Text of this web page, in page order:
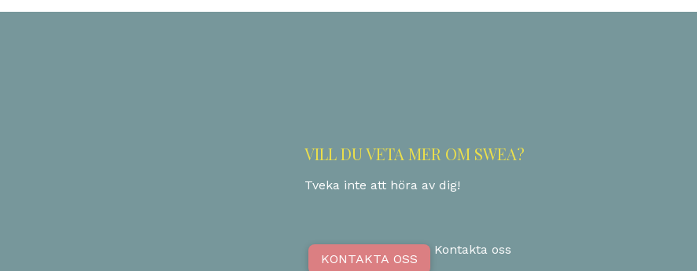
VILL DU VETA MER OM SWEA?
Tveka inte att höra av dig!
KONTAKTA OSS
Kontakta oss